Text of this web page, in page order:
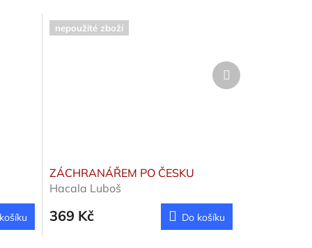
nepoužité zboží
ZÁCHRANÁŘEM PO ČESKU
Hacala Luboš
369 Kč Do košíku
Další
produkt